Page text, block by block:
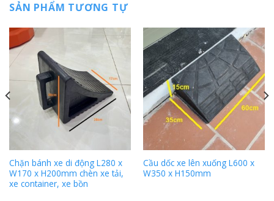
SẢN PHẨM TƯƠNG TỰ
Chặn bánh xe di động L280 x
W170 x H200mm chèn xe tải,
xe container, xe bồn
Cầu dốc xe lên xuống L600 x
W350 x H150mm